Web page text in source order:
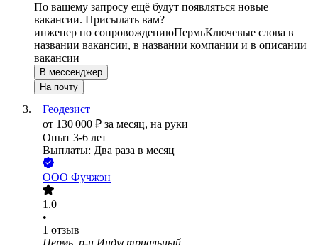
По вашему запросу ещё будут появляться новые
вакансии. Присылать вам?
инженер по сопровождениюПермьКлючевые слова в
названии вакансии, в названии компании и в описании
вакансии
В мессенджер
На почту
Геодезист
от 130 000 ₽ за месяц, на руки
Опыт 3-6 лет
Выплаты: Два раза в месяц
ООО Фучжэн
1.0
•
1 отзыв